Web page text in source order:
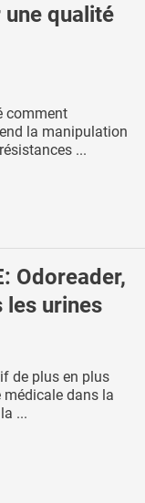
qualité
comment
la manipulation
...
Odoreader,
les urines
de plus en plus
dans la
...